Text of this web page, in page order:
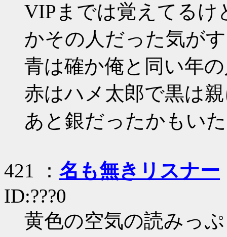
VIPまでは覚えてるけ
かその人だった気が
青は確か俺と同い年
赤はハメ太郎で黒は
あと銀だったかもい
421 ： 名も無きリスナー
ID:???0
黄色の空気の読みっ